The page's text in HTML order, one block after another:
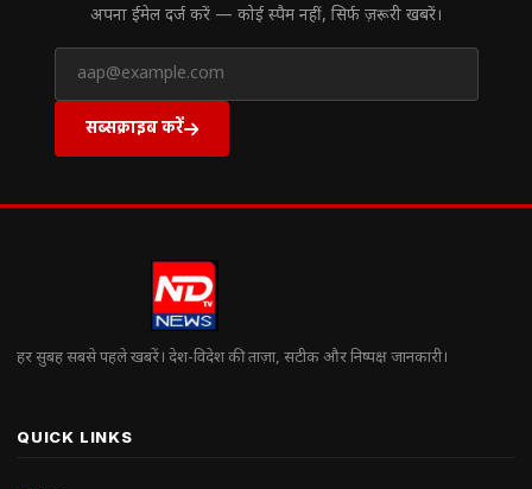
अपना ईमेल दर्ज करें — कोई स्पैम नहीं, सिर्फ ज़रूरी खबरें।
सब्सक्राइब करें
हर सुबह सबसे पहले खबरें। देश-विदेश की ताज़ा, सटीक और निष्पक्ष जानकारी।
QUICK LINKS